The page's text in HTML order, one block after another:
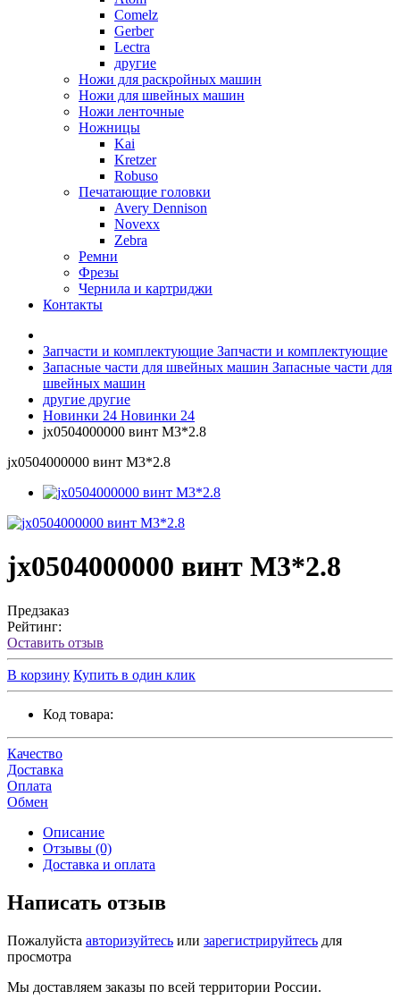
Comelz
Gerber
Lectra
другие
Ножи для раскройных машин
Ножи для швейных машин
Ножи ленточные
Ножницы
Kai
Kretzer
Robuso
Печатающие головки
Avery Dennison
Novexx
Zebra
Ремни
Фрезы
Чернила и картриджи
Контакты
Запчасти и комплектующие Запчасти и комплектующие
Запасные части для швейных машин Запасные части для
швейных машин
другие другие
Новинки 24 Новинки 24
jx0504000000 винт М3*2.8
jx0504000000 винт М3*2.8
jx0504000000 винт М3*2.8
Предзаказ
Рейтинг:
Оставить отзыв
В корзину Купить в один клик
Код товара:
Качество
Доставка
Оплата
Обмен
Описание
Отзывы (0)
Доставка и оплата
Написать отзыв
Пожалуйста авторизуйтесь или зарегистрируйтесь для
просмотра
Мы доставляем заказы по всей территории России.